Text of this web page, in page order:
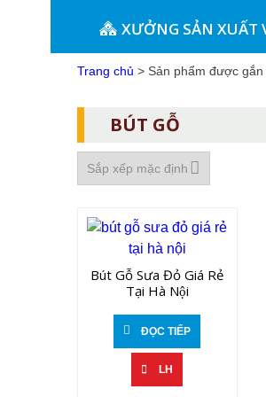
XƯỞNG SẢN XUẤT
Trang chủ > Sản phẩm được gắn
BÚT GỖ
Bút Gỗ Sưa Đỏ Giá Rẻ
Tại Hà Nội
ĐỌC TIẾP
LH